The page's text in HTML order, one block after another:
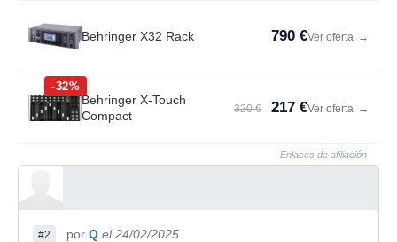
Behringer X32 Rack 790 €Ver oferta →
-32%
Behringer X-Touch
Compact
320 € 217 €Ver oferta →
Enlaces de afiliación
#2 por Q el 24/02/2025